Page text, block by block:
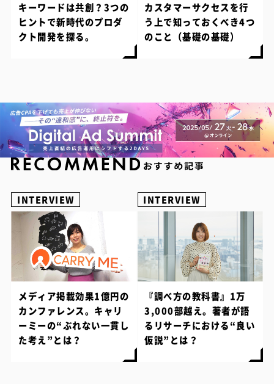
キーワードは共創？3つの
ヒントで新時代のプロダ
クト開発を探る。
カスタマーサクセスを行
う上で知っておくべき4つ
のこと（基礎の基礎）
INTERVIEW
メディア掲載効果1億円の
カンファレンス。キャリ
ーミーの“ぶれない一貫し
た考え”とは？
INTERVIEW
『調べ方の教科書』1万
3,000部越え。著者が語
るリサーチにおける“良い
仮説”とは？